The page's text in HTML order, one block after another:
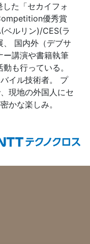
た「セカイフォ
優秀賞
ベルリン)/CES(ラ
、 国内外（デブサ
ー講演や書籍執筆
も行っている。
イル技術者。 プ
現地の外国人にセ
かな楽しみ。